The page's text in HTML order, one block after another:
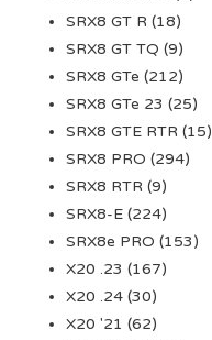
SRX8 GT R (18)
SRX8 GT TQ (9)
SRX8 GTe (212)
SRX8 GTe 23 (25)
SRX8 GTE RTR (15)
SRX8 PRO (294)
SRX8 RTR (9)
SRX8-E (224)
SRX8e PRO (153)
X20 .23 (167)
X20 .24 (30)
X20 '21 (62)